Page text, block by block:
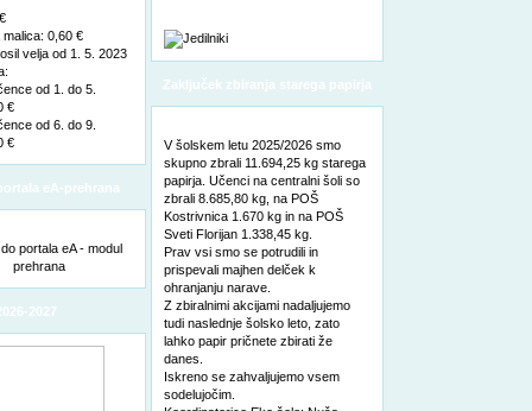
0,60 €
velja od 1. 5. 2023
od 1. do 5.
€
od 6. do 9.
€
eA-prehrana
2027
Zaključek zbiranja starega papirja
V šolskem letu 2025/2026 smo
skupno zbrali 11.694,25 kg starega
papirja. Učenci na centralni šoli so
zbrali 8.685,80 kg, na POŠ
Kostrivnica 1.670 kg in na POŠ
Sveti Florijan 1.338,45 kg.
Prav vsi smo se potrudili in
prispevali majhen delček k
ohranjanju narave.
Z zbiralnimi akcijami nadaljujemo
tudi naslednje šolsko leto, zato
lahko papir pričnete zbirati že
danes.
Iskreno se zahvaljujemo vsem
sodelujočim.